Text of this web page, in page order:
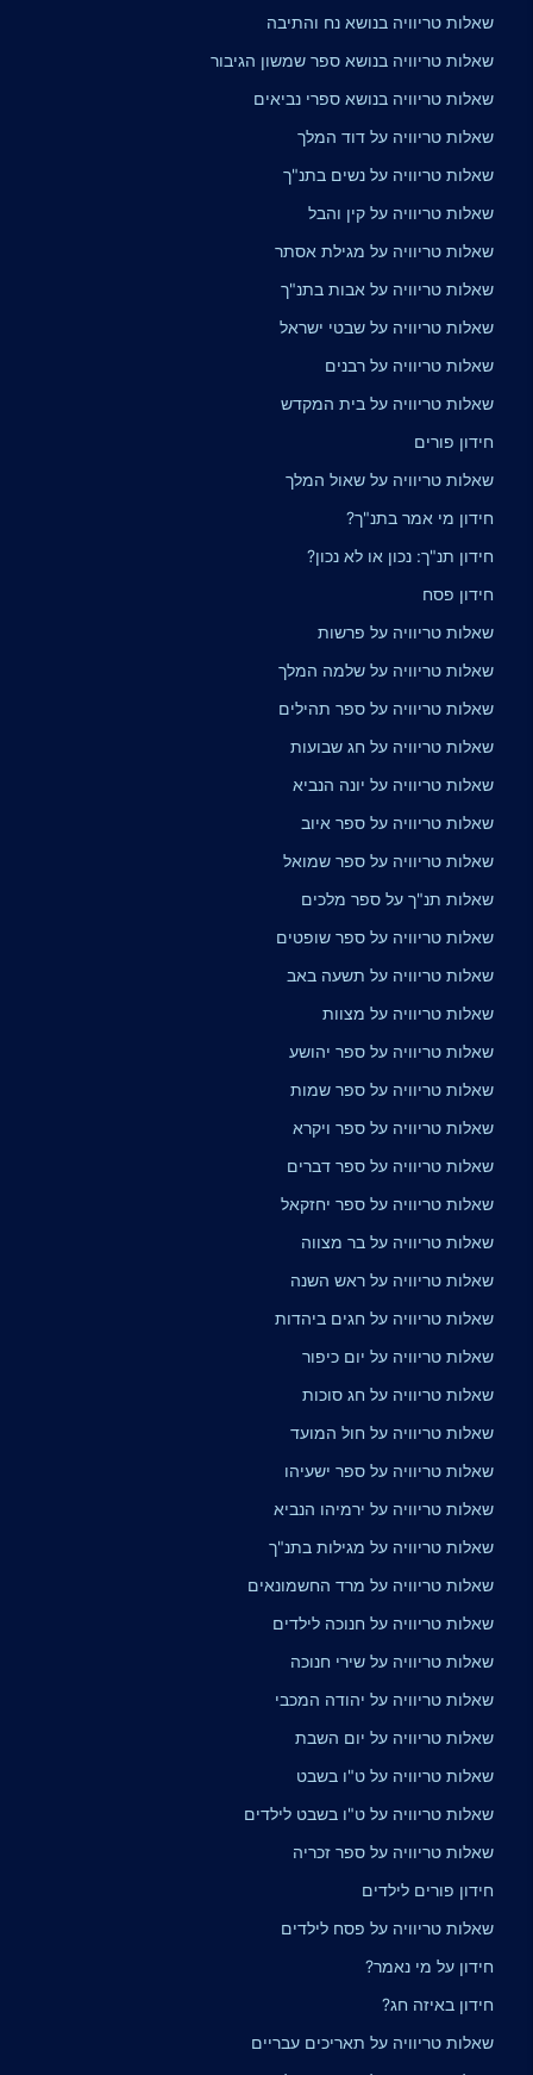
שאלות טריוויה בנושא נח והתיבה
שאלות טריוויה בנושא ספר שמשון הגיבור
שאלות טריוויה בנושא ספרי נביאים
שאלות טריוויה על דוד המלך
שאלות טריוויה על נשים בתנ"ך
שאלות טריוויה על קין והבל
שאלות טריוויה על מגילת אסתר
שאלות טריוויה על אבות בתנ"ך
שאלות טריוויה על שבטי ישראל
שאלות טריוויה על רבנים
שאלות טריוויה על בית המקדש
חידון פורים
שאלות טריוויה על שאול המלך
חידון מי אמר בתנ"ך?
חידון תנ"ך: נכון או לא נכון?
חידון פסח
שאלות טריוויה על פרשות
שאלות טריוויה על שלמה המלך
שאלות טריוויה על ספר תהילים
שאלות טריוויה על חג שבועות
שאלות טריוויה על יונה הנביא
שאלות טריוויה על ספר איוב
שאלות טריוויה על ספר שמואל
שאלות תנ"ך על ספר מלכים
שאלות טריוויה על ספר שופטים
שאלות טריוויה על תשעה באב
שאלות טריוויה על מצוות
שאלות טריוויה על ספר יהושע
שאלות טריוויה על ספר שמות
שאלות טריוויה על ספר ויקרא
שאלות טריוויה על ספר דברים
שאלות טריוויה על ספר יחזקאל
שאלות טריוויה על בר מצווה
שאלות טריוויה על ראש השנה
שאלות טריוויה על חגים ביהדות
שאלות טריוויה על יום כיפור
שאלות טריוויה על חג סוכות
שאלות טריוויה על חול המועד
שאלות טריוויה על ספר ישעיהו
שאלות טריוויה על ירמיהו הנביא
שאלות טריוויה על מגילות בתנ"ך
שאלות טריוויה על מרד החשמונאים
שאלות טריוויה על חנוכה לילדים
שאלות טריוויה על שירי חנוכה
שאלות טריוויה על יהודה המכבי
שאלות טריוויה על יום השבת
שאלות טריוויה על ט"ו בשבט
שאלות טריוויה על ט"ו בשבט לילדים
שאלות טריוויה על ספר זכריה
חידון פורים לילדים
שאלות טריוויה על פסח לילדים
חידון על מי נאמר?
חידון באיזה חג?
שאלות טריוויה על תאריכים עבריים